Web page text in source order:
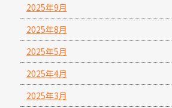
2025年9月
2025年8月
2025年5月
2025年4月
2025年3月